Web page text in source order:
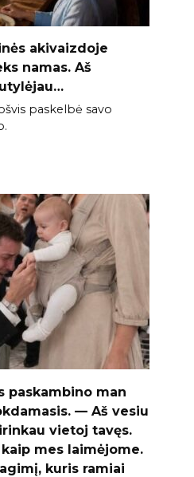
akivaizdoje
namas. Aš
paskelbė savo
paskambino man
— Aš vesiu
vietoj tavęs.
mes laimėjome.
kuris ramiai